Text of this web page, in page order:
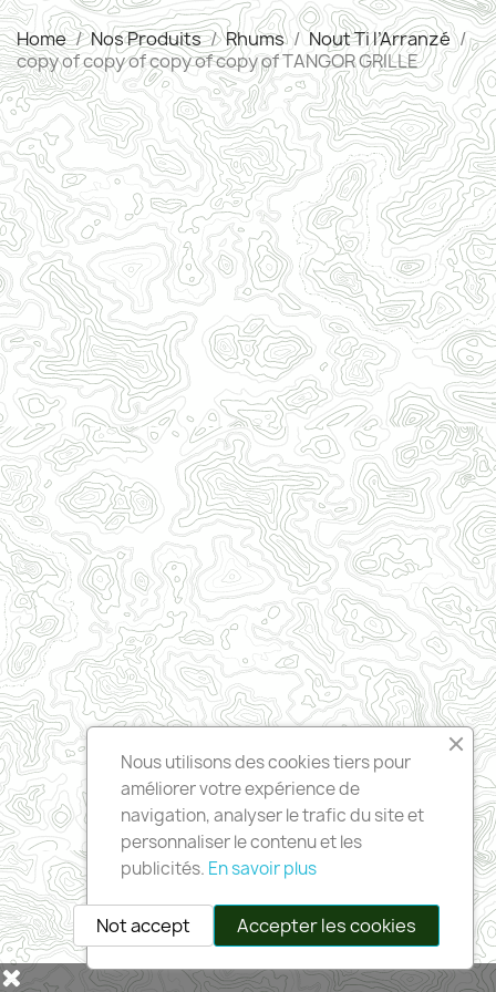
Home Nos Produits Rhums
Nout Ti l’Arranzé
copy of copy of copy of copy of TANGOR GRILLE
Nous utilisons des cookies tiers pour
améliorer votre expérience de
navigation, analyser le trafic du site et
personnaliser le contenu et les
publicités. En savoir plus
Accepter les cookies
Not accept